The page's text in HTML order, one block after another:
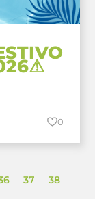
0
37
38